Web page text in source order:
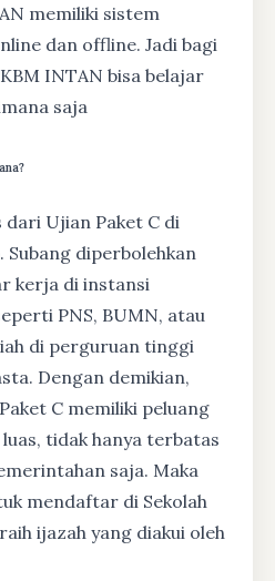
memiliki sistem
dan offline. Jadi bagi
INTAN bisa belajar
saja
dari Ujian Paket C di
Subang diperbolehkan
kerja di instansi
PNS, BUMN, atau
di perguruan tinggi
Dengan demikian,
C memiliki peluang
tidak hanya terbatas
saja. Maka
mendaftar di Sekolah
ijazah yang diakui oleh